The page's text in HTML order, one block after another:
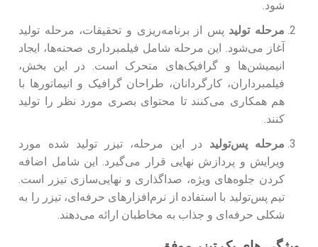
شود.
مرحله تولید پس از برنامه‌ریزی و تحقیقات، مرحله تولید
آغاز می‌شود. این مرحله شامل فیلمبرداری صحنه‌ها، ایجاد
انیمیشن‌ها و گرافیک‌های متحرک است. در این بخش،
فیلمبرداران، کارگردانان، طراحان گرافیک و انیماتورها با
هم همکاری می‌کنند تا محتوای بصری مورد نظر را تولید
کنند.
مرحله پس‌تولید در این مرحله، تیزر تولید شده مورد
ویرایش و پردازش نهایی قرار می‌گیرد. این شامل اضافه
کردن جلوه‌های ویژه، صداگذاری و نهایی‌سازی تیزر است.
تیم پس‌تولید با استفاده از نرم‌افزارهای حرفه‌ای، تیزر را به
شکلی حرفه‌ای و جذاب به مخاطبان ارائه می‌دهند.